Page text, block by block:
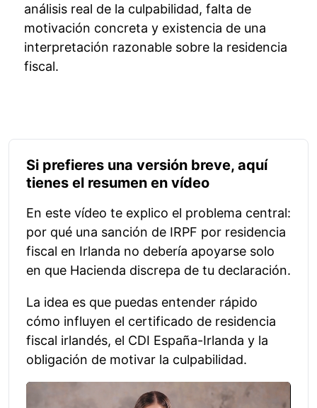
análisis real de la culpabilidad, falta de
motivación concreta y existencia de una
interpretación razonable sobre la residencia
fiscal.
Si prefieres una versión breve, aquí
tienes el resumen en vídeo
En este vídeo te explico el problema central:
por qué una sanción de IRPF por residencia
fiscal en Irlanda no debería apoyarse solo
en que Hacienda discrepa de tu declaración.
La idea es que puedas entender rápido
cómo influyen el certificado de residencia
fiscal irlandés, el CDI España-Irlanda y la
obligación de motivar la culpabilidad.